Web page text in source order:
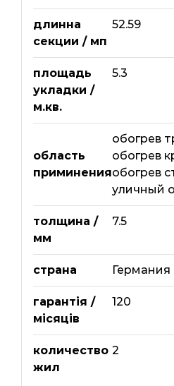
длинна
секции / мп
52.59
площадь
укладки /
м.кв.
5.3
область
приминения
обогрев
обогрев
обогрев
уличный
толщина /
мм
7.5
страна Германия
гарантія /
місяців
120
количество
жил
2